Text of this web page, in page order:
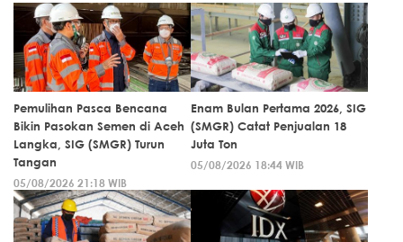
Pemulihan Pasca Bencana
Bikin Pasokan Semen di Aceh
Langka, SIG (SMGR) Turun
Tangan
05/08/2026 21:18 WIB
Enam Bulan Pertama 2026, SIG
(SMGR) Catat Penjualan 18
Juta Ton
05/08/2026 18:44 WIB